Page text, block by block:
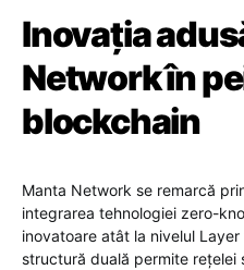
Inovația
Network în
blockchain
Manta Network se remarcă
integrarea tehnologiei zero-
inovatoare atât la nivelul
structură duală permite